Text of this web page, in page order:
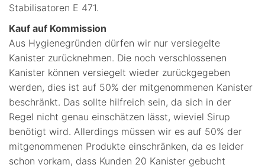
Stabilisatoren E 471.
Kauf auf Kommission
Aus Hygienegründen dürfen wir nur versiegelte
Kanister zurücknehmen. Die noch verschlossenen
Kanister können versiegelt wieder zurückgegeben
werden, dies ist auf 50% der mitgenommenen Kanister
beschränkt. Das sollte hilfreich sein, da sich in der
Regel nicht genau einschätzen lässt, wieviel Sirup
benötigt wird. Allerdings müssen wir es auf 50% der
mitgenommenen Produkte einschränken, da es leider
schon vorkam, dass Kunden 20 Kanister gebucht